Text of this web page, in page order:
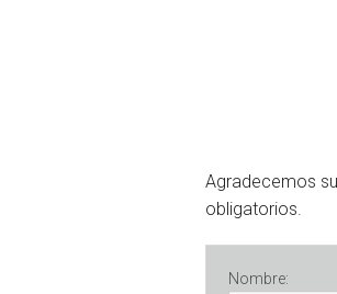
Agradecemos
obligatorios.
Nombre: